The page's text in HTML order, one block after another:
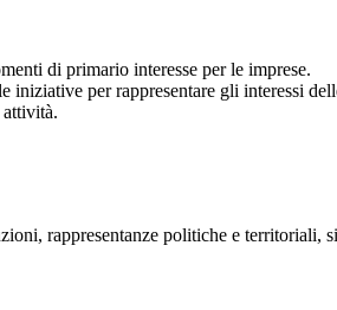
di primario interesse per le imprese.
per rappresentare gli interessi
rappresentanze politiche e territoriali,